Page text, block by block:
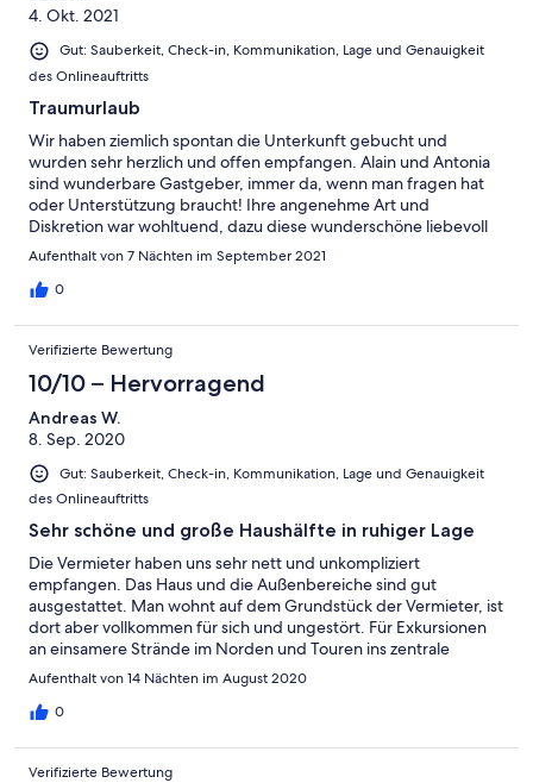
4. Okt. 2021
Gut: Sauberkeit, Check-in, Kommunikation, Lage und Genauigkeit
des Onlineauftritts
Traumurlaub
Wir haben ziemlich spontan die Unterkunft gebucht und
wurden sehr herzlich und offen empfangen. Alain und Antonia
sind wunderbare Gastgeber, immer da, wenn man fragen hat
oder Unterstützung braucht! Ihre angenehme Art und
Diskretion war wohltuend, dazu diese wunderschöne liebevoll
eingerichtete, ruhig gelegene Unterkunft mit allem
ausgestattet, was man braucht... Wir konnten genießen,
entspannen und uns komplett wohl fühlen. Großzügige
grillen. Es fehlte an nichts. Wir kommen sehr gern wieder! Ein
riesen Danke an euch. A bientôt, Julia et Andreas
Aufenthalt von 7 Nächten im September 2021
0
Verifizierte Bewertung
10/10 – Hervorragend
Andreas W.
8. Sep. 2020
Gut: Sauberkeit, Check-in, Kommunikation, Lage und Genauigkeit
des Onlineauftritts
Sehr schöne und große Haushälfte in ruhiger Lage
Die Vermieter haben uns sehr nett und unkompliziert
empfangen. Das Haus und die Außenbereiche sind gut
ausgestattet. Man wohnt auf dem Grundstück der Vermieter, ist
dort aber vollkommen für sich und ungestört. Für Exkursionen
an einsamere Strände im Norden und Touren ins zentrale
Gebirge oder Städte im Nordwesten ist das Haus trotz mittlerer
Entfernung sehr schön gelegen. Die Insel ist weitläufiger als wir
angenommen hatten. Insgesamt war es einen super Urlaub auf
und den Vermietern, gerne wieder!
Aufenthalt von 14 Nächten im August 2020
0
Verifizierte Bewertung